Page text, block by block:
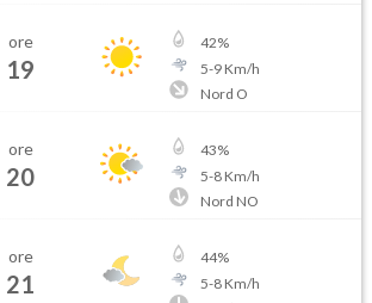
ore
19
42%
5-9Km/h
Nord O
ore
20
43%
5-8Km/h
Nord NO
ore
21
44%
5-8Km/h